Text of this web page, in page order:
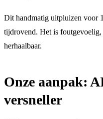
Dit handmatig uitpluizen voor
tijdrovend. Het is
herhaalbaar.
Onze aanpak:
versneller